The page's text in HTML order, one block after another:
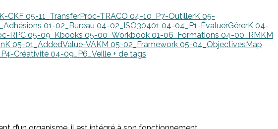
CKF 05-11_TransferProc-TRACO 04-10_P7-OutillerK 05-
01-02_Bureau 04-02_ISO30401 04-04_P1-ÉvaluerGérerK 04-
RPC 05-09_Kbooks 05-00_Workbook 01-06_Formations 04-00_RMKM
05-01_AddedValue-VAKM 05-02_Framework 05-04_ObjectivesMap
Créativité 04-09_P6_Veille + de tags